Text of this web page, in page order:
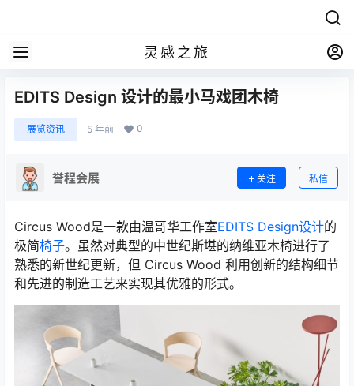
灵感之旅
EDITS Design 设计的最小马戏团木椅
展览资讯 5 年前 0
誉程会展 关注 私信
Circus Wood是一款由温哥华工作室EDITS Design设计的
极简椅子。虽然对典型的中世纪斯堪的纳维亚木椅进行了
熟悉的新世纪更新，但 Circus Wood 利用创新的结构细节
和先进的制造工艺来实现其优雅的形式。